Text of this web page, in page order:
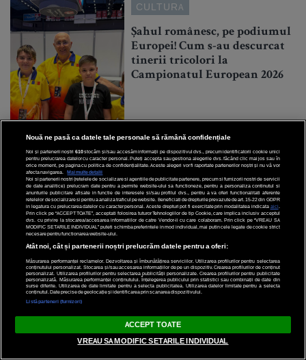
CULTURA
Șahul românesc, pe podiumul
Europei! Cum s-au descurcat
tinerii tricolori la
Campionatul European 2026
4 August 2026
Nouă ne pasă ca datele tale personale să rămână confidențiale
Noi și partenerii noștri 610stocăm și/sau accesăm informații pe dispozitivul dvs., precum identificatorii cookie unici
pentru prelucrarea datelor cu caracter personal. Puteți accepta sau gestiona alegerile dvs. făcând clic mai jos sau în
orice moment, pe pagina cu politica de confidențialitate. Aceste alegeri vor fi raportate partenerilor noștri și nu vă vor
afecta navigarea.
Mai multe detalii
Noi si partenerii nostri (retelele de socializare si agentiile de publicitate partenere, precum si furnizorii nostri de servicii
de date analitice) prelucram date pentru a permite website-ului sa functioneze, pentru a personaliza continutul si
anunturile publicitare afisate in functie de interesele si/sau profilul dvs., pentru a va oferi functionalitati aferente
retelelor de socializare si pentru a analiza traficul pe website. Beneficiati de drepturile prevazute de art. 15-22 din GDPR
in legatura cu prelucrarea datelor cu caracter personal. Aceste drepturi pot fi exercitate prin modalitatea indicata aici
Prin click pe “ACCEPT TOATE”, acceptati folosirea tuturor Tehnologiilor de tip Cookie, care implica inclusiv acceptul
dvs. cu privire la stocarea/accesarea informatiilor de catre Vendor-ii cu care colaboram. Prin click pe “VREAU SA
MODIFIC SETARILE INDIVIDUAL” puteti schimba preferintele in mod individual, mai putin cele legate de cookie strict
necesare pentru functionarea website-ului.
Atât noi, cât și partenerii noștri prelucrăm datele pentru a oferi:
Măsurarea performanței reclamelor. Dezvoltarea și îmbunătățirea serviciilor. Utilizarea profilurilor pentru selectarea
conținutului personalizat. Stocarea și/sau accesarea informațiilor de pe un dispozitiv. Crearea profilurilor de conținut
personalizat. Utilizarea profilurilor pentru selectarea publicității personalizate. Crearea profilurilor pentru publicitate
personalizată. Măsurarea performanței conținutului. Înțelegerea publicului prin statistici sau combinații de date din
surse diferite. Utilizarea de date limitate pentru a selecta publicitatea. Utilizarea datelor limitate pentru a selecta
conținutul. Date precise de geolocație și identificarea prin scanarea dispozitivului.
Listă parteneri (furnizori)
ACCEPT TOATE
VREAU SA MODIFIC SETARILE INDIVIDUAL